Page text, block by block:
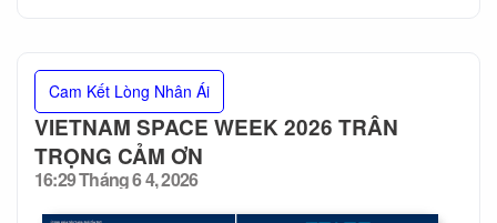
Cam Kết Lòng Nhân Ái
VIETNAM SPACE WEEK 2026 TRÂN
TRỌNG CẢM ƠN
Posted
on
16:29 Tháng 6 4, 2026